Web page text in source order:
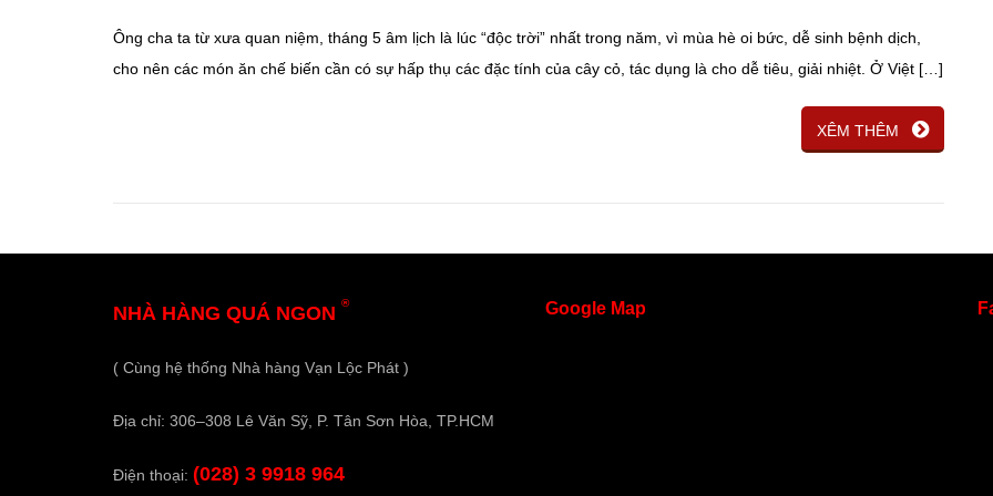
Ông cha ta từ xưa quan niệm, tháng 5 âm lịch là lúc “độc trời” nhất trong năm, vì mùa hè oi bức, dễ sinh bệnh dịch,
cho nên các món ăn chế biến cần có sự hấp thụ các đặc tính của cây cỏ, tác dụng là cho dễ tiêu, giải nhiệt. Ở Việt […]
XÊM THÊM
NHÀ HÀNG QUÁ NGON ®
( Cùng hệ thống Nhà hàng Vạn Lộc Phát )
Địa chỉ: 306–308 Lê Văn Sỹ, P. Tân Sơn Hòa, TP.HCM
Điện thoại: (028) 3 9918 964
Google Map